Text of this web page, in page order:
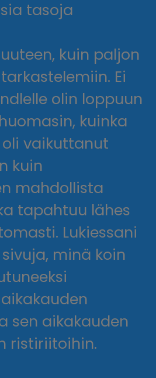
tasoja
kuin paljon
Ei
olin loppuun
kuinka
vaikuttanut
kuin
mahdollista
tapahtuu lähes
Lukiessani
minä koin
sen aikakauden
ristiriitoihin.